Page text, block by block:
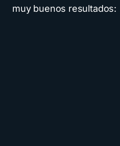
muy buenos resultados: